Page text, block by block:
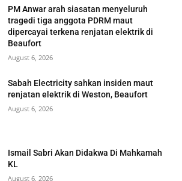
PM Anwar arah siasatan menyeluruh
tragedi tiga anggota PDRM maut
dipercayai terkena renjatan elektrik di
Beaufort
August 6, 2026
Sabah Electricity sahkan insiden maut
renjatan elektrik di Weston, Beaufort
August 6, 2026
Ismail Sabri Akan Didakwa Di Mahkamah
KL
August 6, 2026